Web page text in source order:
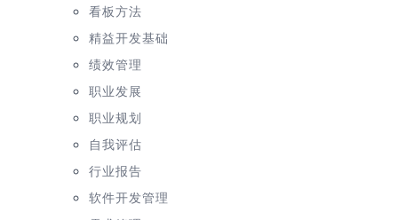
看板方法
精益开发基础
绩效管理
职业发展
职业规划
自我评估
行业报告
软件开发管理